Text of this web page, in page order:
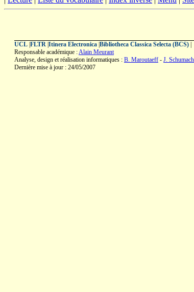
UCL FLTR Itinera Electronica Bibliotheca Classica Selecta (BCS)
Responsable académique :Alain Meurant
Analyse, design et réalisation informatiques : B. Maroutaeff - J.
Dernière mise à jour : 24/05/2007